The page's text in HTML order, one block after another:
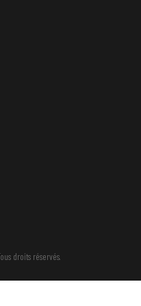
droits réservés.